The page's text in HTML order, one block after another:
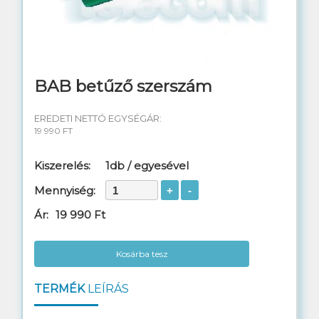
Telefon kábel
Rendezőhuzal
Távközlési anyagok
Műszerek, szerszámok
Szekrények, dobozok
Szerelt patch kábelek
Mobiltorony kábel
BAB betűző szerszám
EREDETI NETTÓ EGYSÉGÁR:
19 990 FT
Kiszerelés:
1db / egyesével
Mennyiség:
Ár: 19 990 Ft
Kosárba tesz
TERMÉKLEÍRÁS